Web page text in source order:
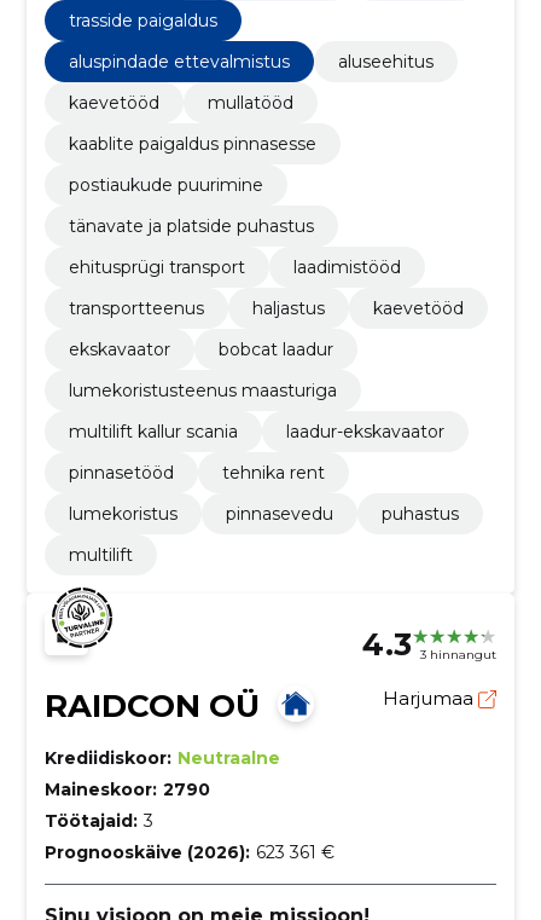
trasside paigaldus
aluspindade ettevalmistus
aluseehitus
kaevetööd
mullatööd
kaablite paigaldus pinnasesse
postiaukude puurimine
tänavate ja platside puhastus
ehitusprügi transport
laadimistööd
transportteenus
haljastus
kaevetööd
ekskavaator
bobcat laadur
lumekoristusteenus maasturiga
multilift kallur scania
laadur-ekskavaator
pinnasetööd
tehnika rent
lumekoristus
pinnasevedu
puhastus
multilift
4.3 3 hinnangut
RAIDCON OÜ Harjumaa
Krediidiskoor: Neutraalne
Maineskoor: 2790
Töötajaid: 3
Prognooskäive (2026): 623 361 €